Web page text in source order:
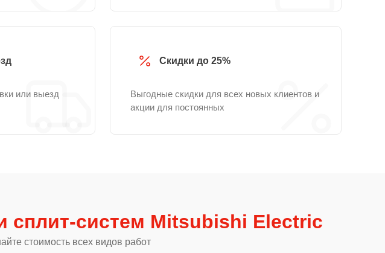
или выезд
Скидки до 25%
Выгодные скидки для всех новых клиентов и
акции для постоянных
сплит-систем Mitsubishi Electric
стоимость всех видов работ